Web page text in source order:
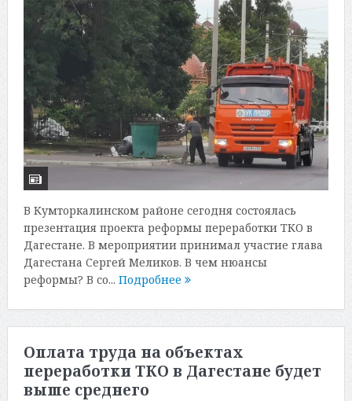
В Кумторкалинском районе сегодня состоялась
презентация проекта реформы переработки ТКО в
Дагестане. В мероприятии принимал участие глава
Дагестана Сергей Меликов. В чем нюансы
реформы? В со... Подробнее
Оплата труда на объектах
переработки ТКО в Дагестане будет
выше среднего